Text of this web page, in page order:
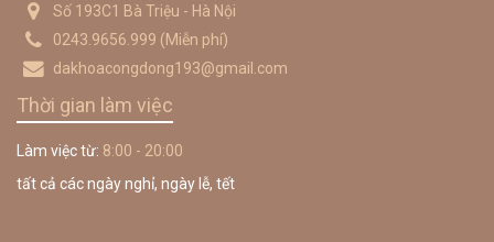
Số 193C1 Bà Triệu - Hà Nội
0243.9656.999 (Miễn phí)
dakhoacongdong193@gmail.com
Thời gian làm việc
Làm việc từ: 8:00 - 20:00
tất cả các ngày nghỉ, ngày lễ, tết